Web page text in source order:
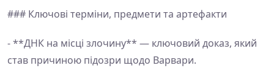
### Ключові терміни, предмети та артефакти
- **ДНК на місці злочину** — ключовий доказ, який
став причиною підозри щодо Варвари.